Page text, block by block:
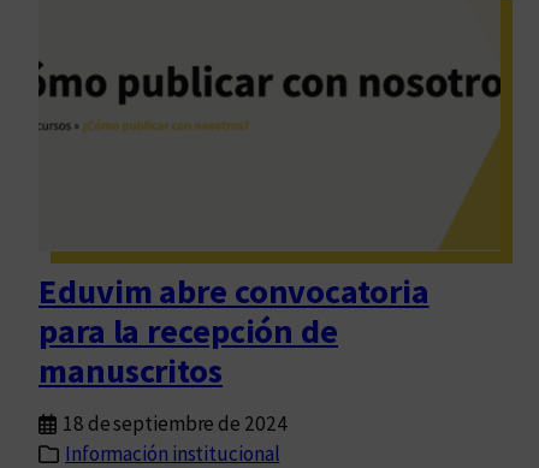
i
o
e
m
u
n
o
r
o
n
o
c
i
m
i
e
Eduvim abre convocatoria
para la recepción de
manuscritos
18 de septiembre de 2024
Información institucional